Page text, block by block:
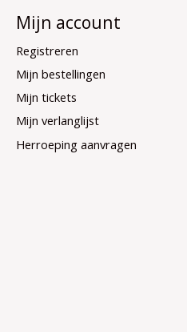
Mijn account
Registreren
Mijn bestellingen
Mijn tickets
Mijn verlanglijst
Herroeping aanvragen